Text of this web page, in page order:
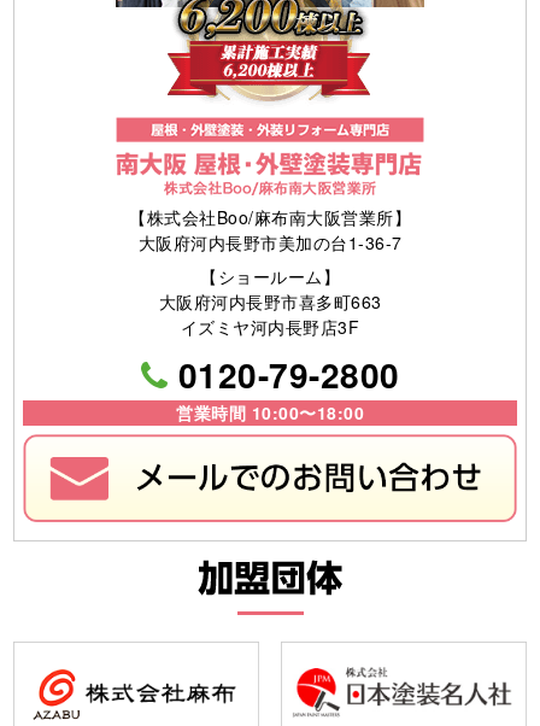
【株式会社Boo/麻布南大阪営業所】
大阪府河内長野市美加の台1-36-7
【ショールーム】
大阪府河内長野市喜多町663
イズミヤ河内長野店3F
0120-79-2800
営業時間 10:00〜18:00